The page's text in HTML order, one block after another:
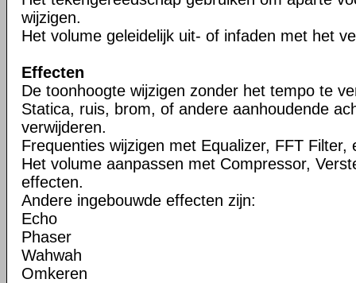
wijzigen.
Het volume geleidelijk uit- of infaden met het
Effecten
De toonhoogte wijzigen zonder het tempo te
Statica, ruis, brom, of andere aanhoudende
verwijderen.
Frequenties wijzigen met Equalizer, FFT
Het volume aanpassen met Compressor,
effecten.
Andere ingebouwde effecten zijn:
Echo
Phaser
Wahwah
Omkeren